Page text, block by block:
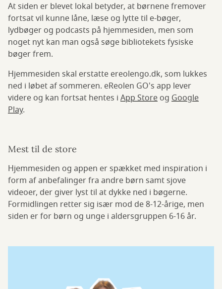
At siden er blevet lokal betyder, at børnene fremover
fortsat vil kunne låne, læse og lytte til e-bøger,
lydbøger og podcasts på hjemmesiden, men som
noget nyt kan man også søge bibliotekets fysiske
bøger frem.
Hjemmesiden skal erstatte ereolengo.dk, som lukkes
ned i løbet af sommeren. eReolen GO's app lever
videre og kan fortsat hentes i App Store og Google
Play.
Mest til de store
Hjemmesiden og appen er spækket med inspiration i
form af anbefalinger fra andre børn samt sjove
videoer, der giver lyst til at dykke ned i bøgerne.
Formidlingen retter sig især mod de 8-12-årige, men
siden er for børn og unge i aldersgruppen 6-16 år.